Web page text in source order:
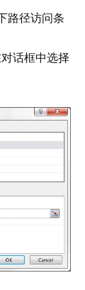
路径访问条
话框中选择